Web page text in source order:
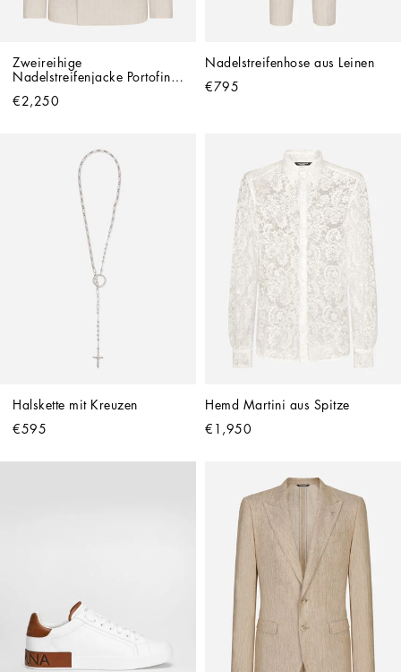
Zweireihige
Nadelstreifenjacke Portofino
€2,250
Nadelstreifenhose aus Leinen
€795
Halskette mit Kreuzen
€595
Hemd Martini aus Spitze
€1,950